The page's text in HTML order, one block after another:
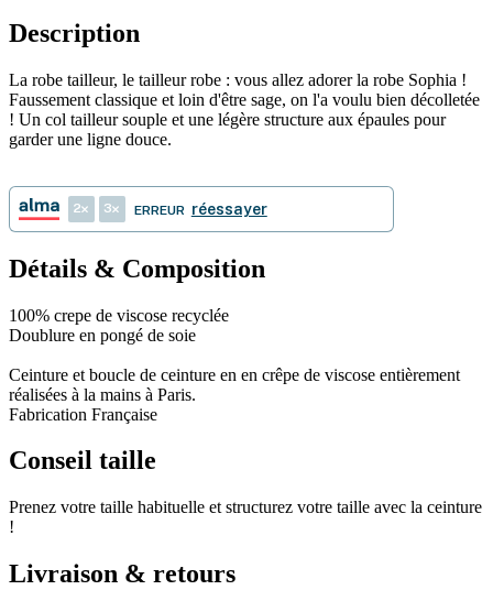
Description
La robe tailleur, le tailleur robe : vous allez adorer la robe Sophia !
Faussement classique et loin d'être sage, on l'a voulu bien décolletée
! Un col tailleur souple et une légère structure aux épaules pour
garder une ligne douce.
2 3 ERREUR réessayer
Détails & Composition
100% crepe de viscose recyclée
Doublure en pongé de soie
Ceinture et boucle de ceinture en en crêpe de viscose entièrement
réalisées à la mains à Paris.
Fabrication Française
Conseil taille
Prenez votre taille habituelle et structurez votre taille avec la ceinture
!
Livraison & retours